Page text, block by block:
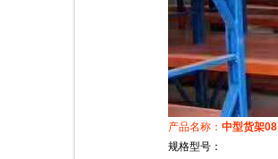
产品名称： 中型货架08
规格型号：